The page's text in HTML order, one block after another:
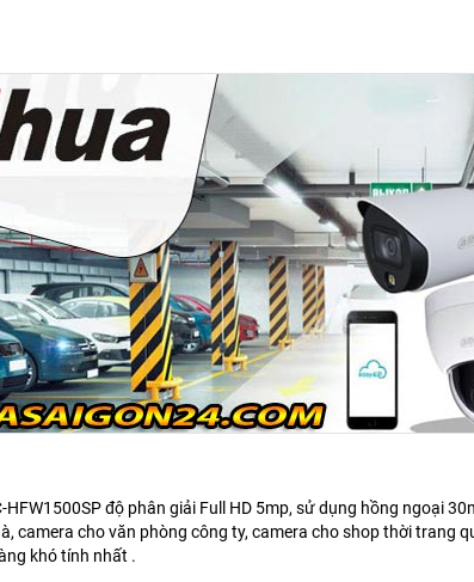
HFW1500SPđộ phân giải Full HD 5mp, sử dụng hồng ngoại
camera cho văn phòng công ty, camera cho shop thời trang
khó tính nhất .